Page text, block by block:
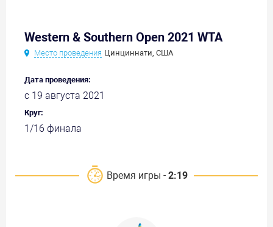
Western & Southern Open 2021 WTA
Место проведения Цинциннати, США
Дата проведения:
с 19 августа 2021
Круг:
1/16 финала
Время игры - 2:19